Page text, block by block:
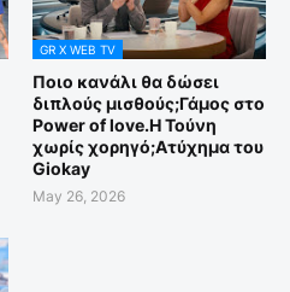
GR X WEB TV
Ποιο κανάλι θα δώσει
διπλούς μισθούς;Γάμος στο
Power of love.Η Τούνη
χωρίς χορηγό;Aτύχημα του
Giokay
May 26, 2026